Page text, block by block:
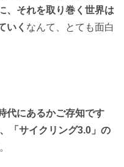
、それを取り巻く世界は
いく なんて、とても面白
代にあるかご存知です
「サイクリング3.0」の